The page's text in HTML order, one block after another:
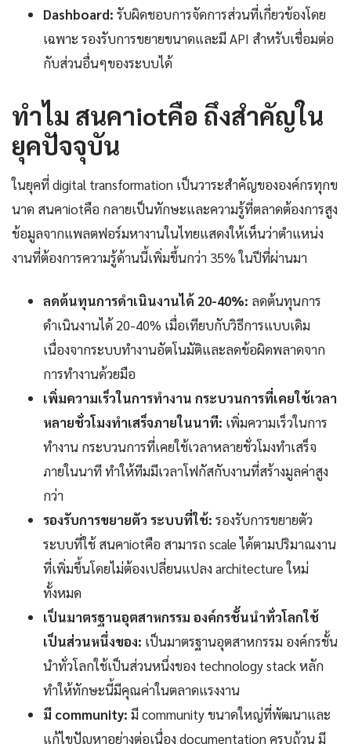
Dashboard: รับผิดชอบการจัดการส่วนที่เกี่ยวข้องโดย
เฉพาะ รองรับการขยายขนาดและมี API สำหรับเชื่อมต่อ
กับส่วนอื่นๆของระบบได้
ทำไม สนคาiotคือ ถึงสำคัญใน
ยุคปัจจุบัน
ในยุคที่ digital transformation เป็นวาระสำคัญขององค์กรทุกข
นาด สนคาiotคือ กลายเป็นทักษะและความรู้ที่ตลาดต้องการสูง
ข้อมูลจากแพลตฟอร์มหางานในไทยแสดงให้เห็นว่าตำแหน่ง
งานที่ต้องการความรู้ด้านนี้เพิ่มขึ้นกว่า 35% ในปีที่ผ่านมา
ลดต้นทุนการดำเนินงานได้ 20-40%: ลดต้นทุนการ
ดำเนินงานได้ 20-40% เมื่อเทียบกับวิธีการแบบเดิม
เนื่องจากระบบทำงานอัตโนมัติและลดข้อผิดพลาดจาก
การทำงานด้วยมือ
เพิ่มความเร็วในการทำงาน กระบวนการที่เคยใช้เวลา
หลายชั่วโมงทำเสร็จภายในนาที: เพิ่มความเร็วในการ
ทำงาน กระบวนการที่เคยใช้เวลาหลายชั่วโมงทำเสร็จ
ภายในนาที ทำให้ทีมมีเวลาโฟกัสกับงานที่สร้างมูลค่าสูง
กว่า
รองรับการขยายตัว ระบบที่ใช้: รองรับการขยายตัว
ระบบที่ใช้ สนคาiotคือ สามารถ scale ได้ตามปริมาณงาน
ที่เพิ่มขึ้นโดยไม่ต้องเปลี่ยนแปลง architecture ใหม่
ทั้งหมด
เป็นมาตรฐานอุตสาหกรรม องค์กรชั้นนำทั่วโลกใช้
เป็นส่วนหนึ่งของ: เป็นมาตรฐานอุตสาหกรรม องค์กรชั้น
นำทั่วโลกใช้เป็นส่วนหนึ่งของ technology stack หลัก
ทำให้ทักษะนี้มีคุณค่าในตลาดแรงงาน
มี community: มี community ขนาดใหญ่ที่พัฒนาและ
แก้ไขปัญหาอย่างต่อเนื่อง documentation ครบถ้วน มี